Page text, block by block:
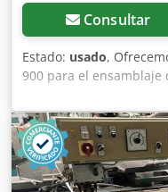
Consultar
Estado: usado,
900 para el ensamblaje
desconocido. Tipo:
de serie: 2010 5717 Si
más información, no
llamarnos.